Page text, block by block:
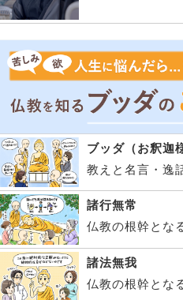
ブッダ（お釈迦
教えと名言・逸
諸行無常
仏教の根幹とな
諸法無我
仏教の根幹とな